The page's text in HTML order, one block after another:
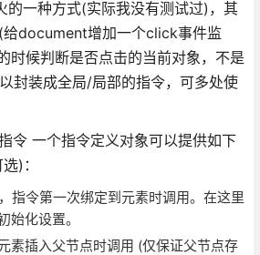
的一种方式(实际我没有测试过)，其
给document增加一个click事件监
时候判断是否点击的当前对象，不是
封装成全局/局部的指令，可多处使
令 一个指令定义对象可以提供如下
)：
指令第一次绑定到元素时调用。在这里
始化设置。
素插入父节点时调用 (仅保证父节点存